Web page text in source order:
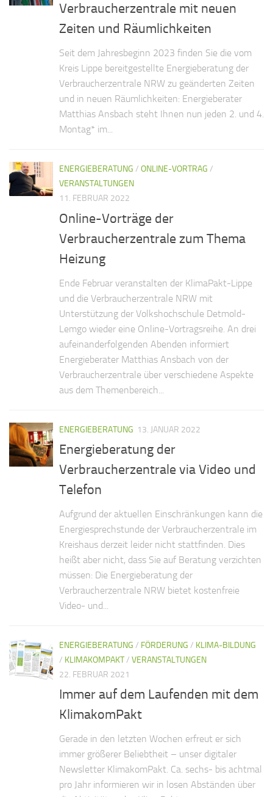
Verbraucherzentrale mit neuen
Zeiten und Räumlichkeiten
Seit dem Jahresbeginn 2023 finden Sie die vom
Kreis Lippe bereitgestellte Energieberatung der
Verbraucherzentrale NRW zu geänderten Zeiten
und in neuen Räumlichkeiten: Energieberater
Matthias Ansbach steht Ihnen nun jeden 2. und 4.
Montag* im...
ENERGIEBERATUNG / ONLINE-VORTRAG /
VERANSTALTUNGEN
11. FEBRUAR 2022
Online-Vorträge der
Verbraucherzentrale zum Thema
Heizung
Ende Februar veranstalten der KlimaPakt-Lippe
und die Verbraucherzentrale NRW mit
Unterstützung der Volkshochschule Detmold-
Lemgo wieder eine Online-Vortragsreihe. An drei
aufeinanderfolgenden Abenden informiert
Energieberater Matthias Ansbach von der
Verbraucherzentrale über verschiedene Aspekte
aus dem Themenbereich...
ENERGIEBERATUNG 13. JANUAR 2022
Energieberatung der
Verbraucherzentrale via Video und
Telefon
Aufgrund der aktuellen Einschränkungen kann die
Energiesprechstunde der Verbraucherzentrale im
Kreishaus derzeit leider nicht stattfinden. Dies
heißt aber nicht, dass Sie auf Beratung verzichten
müssen: Die Energieberatung der
Verbraucherzentrale NRW bietet kostenfreie
Video- und...
ENERGIEBERATUNG / FÖRDERUNG / KLIMA-BILDUNG
/ KLIMAKOMPAKT/ VERANSTALTUNGEN
22. FEBRUAR 2021
Immer auf dem Laufenden mit dem
KlimakomPakt
Gerade in den letzten Wochen erfreut er sich
immer größerer Beliebtheit – unser digitaler
Newsletter KlimakomPakt. Ca. sechs- bis achtmal
pro Jahr informieren wir in losen Abständen über